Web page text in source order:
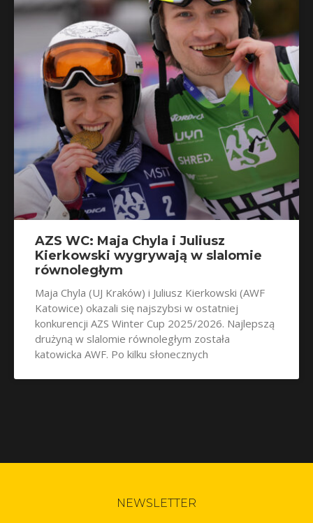
AZS WC: Maja Chyla i Juliusz
Kierkowski wygrywają w slalomie
równoległym
Maja Chyla (UJ Kraków) i Juliusz Kierkowski (AWF
Katowice) okazali się najszybsi w ostatniej
konkurencji AZS Winter Cup 2025/2026. Najlepszą
drużyną w slalomie równoległym została
katowicka AWF. Po kilku słonecznych
NEWSLETTER